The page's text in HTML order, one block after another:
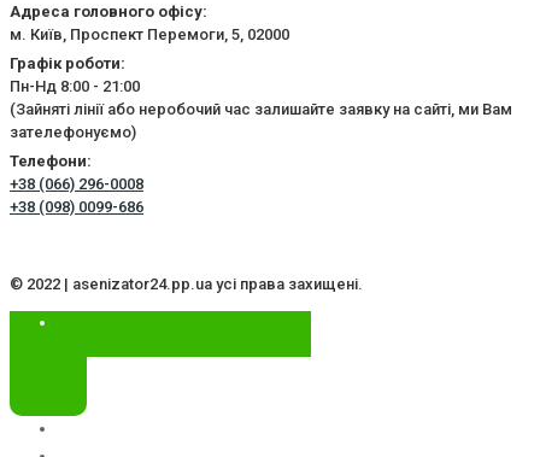
Адреса головного офісу:
м. Київ, Проспект Перемоги, 5, 02000
Графік роботи:
Пн-Нд 8:00 - 21:00
(Зайняті лінії або неробочий час залишайте заявку на сайті, ми Вам
зателефонуємо)
Телефони:
+38 (066) 296-0008
+38 (098) 0099-686
© 2022 | asenizator24.pp.ua усі права захищені.